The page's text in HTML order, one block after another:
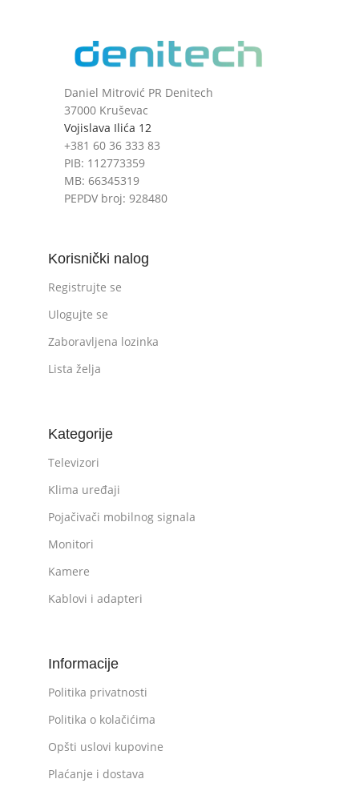
Daniel Mitrović PR Denitech
37000 Kruševac
Vojislava Ilića 12
+381 60 36 333 83
PIB: 112773359
MB: 66345319
PEPDV broj: 928480
Korisnički nalog
Registrujte se
Ulogujte se
Zaboravljena lozinka
Lista želja
Kategorije
Televizori
Klima uređaji
Pojačivači mobilnog signala
Monitori
Kamere
Kablovi i adapteri
Informacije
Politika privatnosti
Politika o kolačićima
Opšti uslovi kupovine
Plaćanje i dostava